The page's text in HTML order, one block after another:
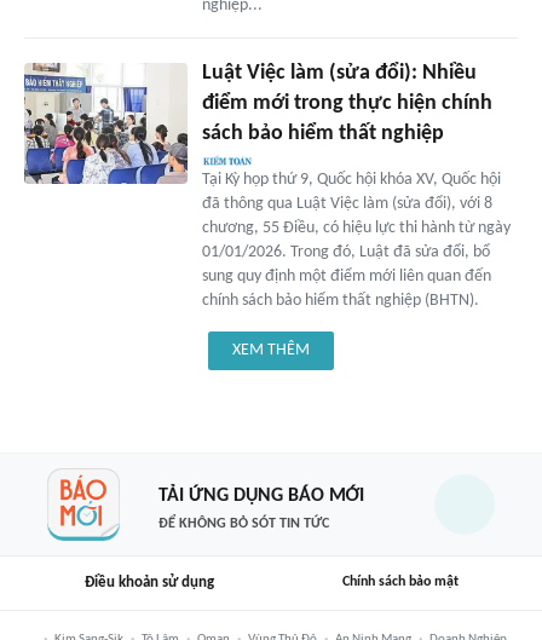
nghiệp...
Luật Việc làm (sửa đổi): Nhiều
điểm mới trong thực hiện chính
sách bảo hiểm thất nghiệp
Tại Kỳ họp thứ 9, Quốc hội khóa XV, Quốc hội
đã thông qua Luật Việc làm (sửa đổi), với 8
chương, 55 Điều, có hiệu lực thi hành từ ngày
01/01/2026. Trong đó, Luật đã sửa đổi, bổ
sung quy định một điểm mới liên quan đến
chính sách bảo hiểm thất nghiệp (BHTN).
XEM THÊM
TẢI ỨNG DỤNG BÁO MỚI
ĐỂ KHÔNG BỎ SÓT TIN TỨC
Điều khoản sử dụng Chính sách bảo mật